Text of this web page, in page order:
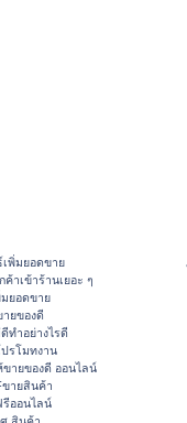
พิ่มยอดขาย
ค้าเข้าร้านเยอะ ๆ
ยอดขาย
ยของดี
ทำอย่างไรดี
รโมทงาน
ขายของดี ออนไลน์
ขายสินค้า
ออนไลน์